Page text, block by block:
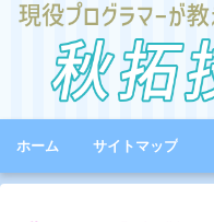
ホーム サイトマップ